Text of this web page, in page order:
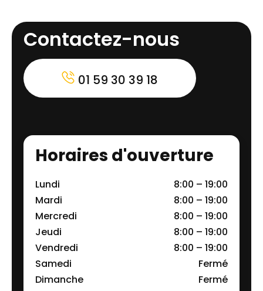
Contactez-nous
01 59 30 39 18
Horaires d'ouverture
Lundi
8:00 – 19:00
Mardi
8:00 – 19:00
Mercredi
8:00 – 19:00
Jeudi
8:00 – 19:00
Vendredi
8:00 – 19:00
Samedi
Fermé
Dimanche
Fermé